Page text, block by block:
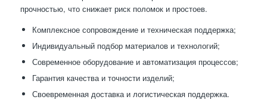
прочностью, что снижает риск поломок и простоев.
Комплексное сопровождение и техническая поддержка;
Индивидуальный подбор материалов и технологий;
Современное оборудование и автоматизация процессов;
Гарантия качества и точности изделий;
Своевременная доставка и логистическая поддержка.